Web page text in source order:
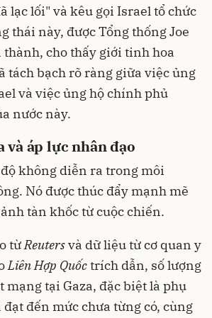
lạc lối" và kêu gọi Israel tổ chức
thái này, được Tổng thống Joe
cho thấy giới tinh hoa
tách bạch rõ ràng giữa việc ủng
và việc ủng hộ chính phủ
nước này.
và áp lực nhân đạo
không diễn ra trong môi
Nó được thúc đẩy mạnh mẽ
tàn khốc từ cuộc chiến.
từReutersvà dữ liệu từ cơ quan y
Liên Hợp Quốctrích dẫn, số lượng
mạng tại Gaza, đặc biệt là phụ
đến mức chưa từng có, cùng